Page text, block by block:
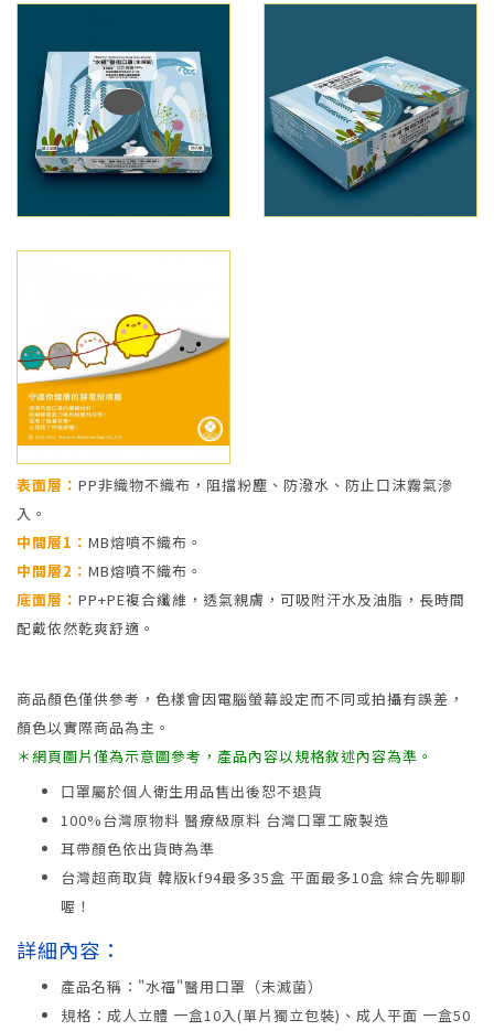
表面層： PP非織物不織布，阻擋粉塵、防潑水、防止口沫霧氣滲
入。
中間層1： MB熔噴不織布。
中間層2： MB熔噴不織布。
底面層： PP+PE複合纖維，透氣親膚，可吸附汗水及油脂，長時間
配戴依然乾爽舒適。
商品顏色僅供參考，色樣會因電腦螢幕設定而不同或拍攝有誤差，
顏色以實際商品為主。
＊網頁圖片僅為示意圖參考，產品內容以規格敘述內容為準。
口罩屬於個人衛生用品售出後恕不退貨
100%台灣原物料 醫療級原料 台灣口罩工廠製造
耳帶顏色依出貨時為準
台灣超商取貨 韓版kf94最多35盒 平面最多10盒 綜合先聊聊
喔！
詳細內容：
產品名稱："水福"醫用口罩（未滅菌）
規格：成人立體 一盒10入(單片獨立包裝)、成人平面 一盒50